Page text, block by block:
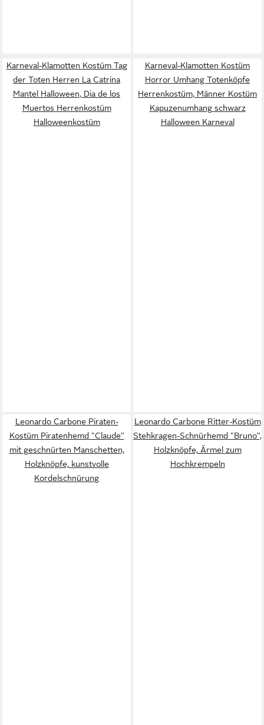
Karneval-Klamotten Kostüm Tag
der Toten Herren La Catrina
Mantel Halloween, Dia de los
Muertos Herrenkostüm
Halloweenkostüm
Karneval-Klamotten Kostüm
Horror Umhang Totenköpfe
Herrenkostüm, Männer Kostüm
Kapuzenumhang schwarz
Halloween Karneval
Leonardo Carbone Piraten-
Kostüm Piratenhemd "Claude"
mit geschnürten Manschetten,
Holzknöpfe, kunstvolle
Kordelschnürung
Leonardo Carbone Ritter-Kostüm
Stehkragen-Schnürhemd "Bruno",
Holzknöpfe, Ärmel zum
Hochkrempeln